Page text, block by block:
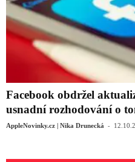
Facebook obdržel
usnadní rozhodování o
AppleNovinky.cz | Nika Drunecká -